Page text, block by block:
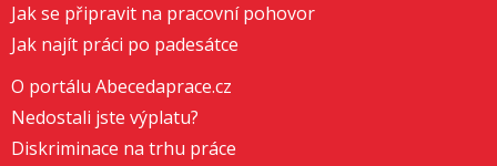
Jak se připravit na pracovní pohovor
Jak najít práci po padesátce
O portálu Abecedaprace.cz
Nedostali jste výplatu?
Diskriminace na trhu práce